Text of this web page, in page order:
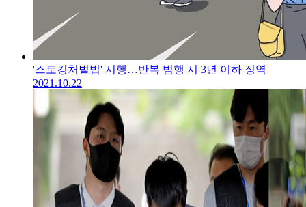
'스토킹처벌법' 시행…반복 범행 시 3년 이하 징역
2021.10.22